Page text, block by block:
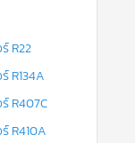
R22
R134A
R407C
R410A